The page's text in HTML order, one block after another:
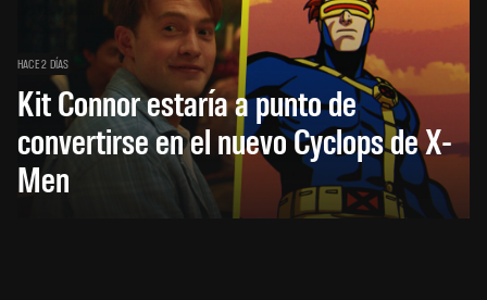
HACE 2 DÍAS
Kit Connor estaría a punto de
convertirse en el nuevo Cyclops de X-
Men